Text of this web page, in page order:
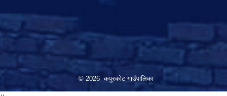
© 2026 कपुरकोट गाउँपालिका